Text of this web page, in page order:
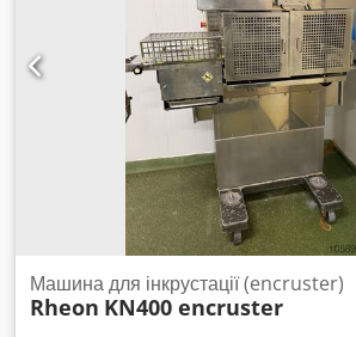
Машина для інкрустації (encruster)
Rheon KN400 encruster